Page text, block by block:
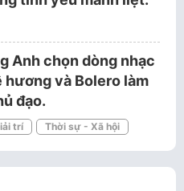
Anh chọn dòng nhạc
và Bolero làm
đạo.
trí Thời sự - Xã hội